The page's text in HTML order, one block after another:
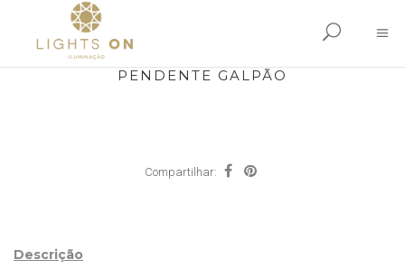
PENDENTE GALPÃO
Compartilhar:
Descrição